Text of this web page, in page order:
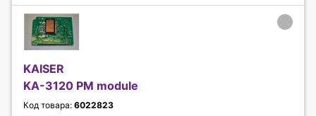
KAISER
KA-3120 PM module
Код товара: 6022823